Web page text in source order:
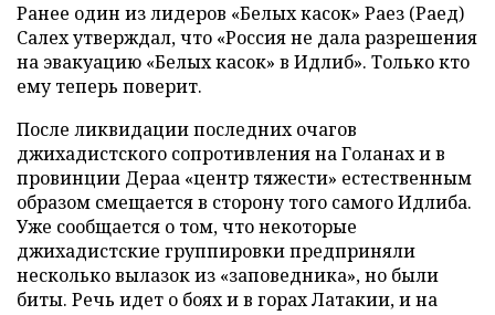
Ранее один из лидеров «Белых касок» Раез (Раед)
Салех утверждал, что «Россия не дала разрешения
на эвакуацию «Белых касок» в Идлиб». Только кто
ему теперь поверит.
После ликвидации последних очагов
джихадистского сопротивления на Голанах и в
провинции Дераа «центр тяжести» естественным
образом смещается в сторону того самого Идлиба.
Уже сообщается о том, что некоторые
джихадистские группировки предприняли
несколько вылазок из «заповедника», но были
биты. Речь идет о боях и в горах Латакии, и на